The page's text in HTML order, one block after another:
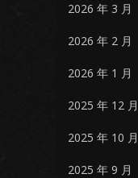
2026 年 3 月
2026 年 2 月
2026 年 1 月
2025 年 12 月
2025 年 10 月
2025 年 9 月